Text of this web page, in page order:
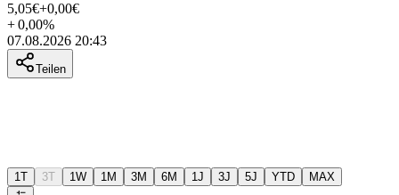
5,05€+0,00€
+0,00%
07.08.2026 20:43
Teilen
1T 3T 1W 1M 3M 6M 1J 3J 5J YTD MAX